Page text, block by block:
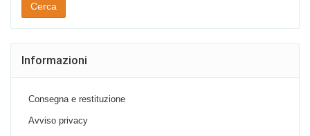
Cerca
Informazioni
Consegna e restituzione
Avviso privacy